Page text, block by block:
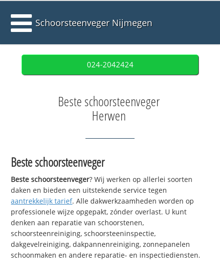
Schoorsteenveger Nijmegen
024-2042424
Beste schoorsteenveger
Herwen
Beste schoorsteenveger
Beste schoorsteenveger? Wij werken op allerlei soorten
daken en bieden een uitstekende service tegen
aantrekkelijk tarief. Alle dakwerkzaamheden worden op
professionele wijze opgepakt, zónder overlast. U kunt
denken aan reparatie van schoorstenen,
schoorsteenreiniging, schoorsteeninspectie,
dakgevelreiniging, dakpannenreiniging, zonnepanelen
schoonmaken en andere reparatie- en inspectiediensten.